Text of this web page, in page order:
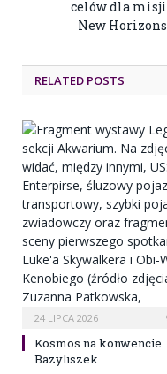
celów dla misji
New Horizons
RELATED POSTS
24 LIPCA 2026
Kosmos na konwencie
Bazyliszek